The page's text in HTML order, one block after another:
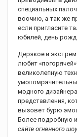
специальных
воочию, а так же
если пригласите
юбилей, день
Дерзкое и
любит
великолепную
модного
представления,
вызовет бурю
Более подробную
сайте огненного